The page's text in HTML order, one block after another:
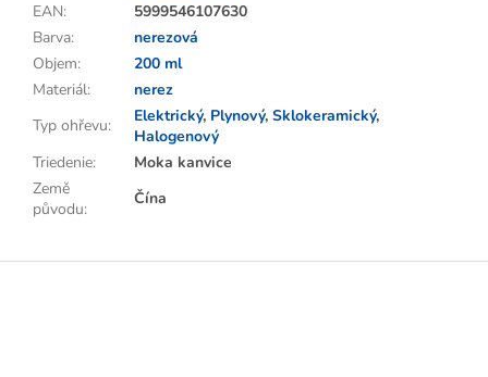
EAN:
5999546107630
Barva:
nerezová
Objem:
200 ml
Materiál:
nerez
Typ ohřevu: Elektrický, Plynový, Sklokeramický,
Halogenový
Triedenie:
Moka kanvice
Země
původu:
Čína
Z